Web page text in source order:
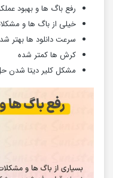
رفع باگ ها و بهبود
خیلی از باگ ها و
سرعت دانلود ها بهتر
کرش ها کمتر شده
مشکل کلیر دیتا شدن